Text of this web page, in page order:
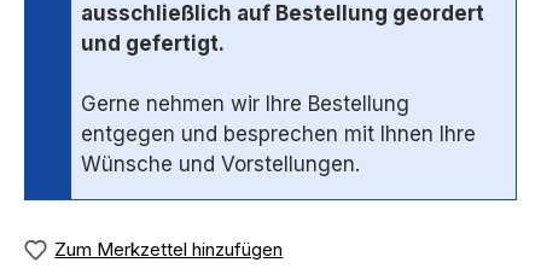
ausschließlich auf Bestellung geordert
und gefertigt.
Gerne nehmen wir Ihre Bestellung
entgegen und besprechen mit Ihnen Ihre
Wünsche und Vorstellungen.
Zum Merkzettel hinzufügen